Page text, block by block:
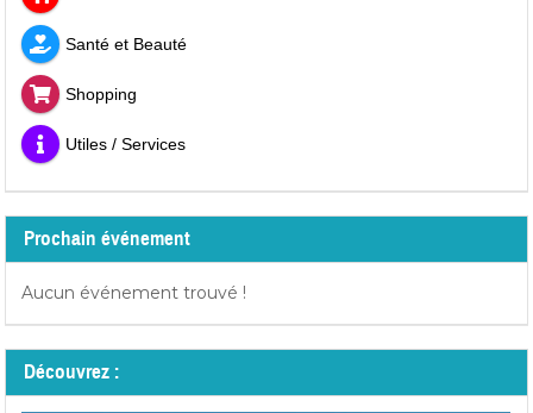
Santé et Beauté
Shopping
Utiles / Services
Prochain événement
Aucun événement trouvé !
Découvrez :